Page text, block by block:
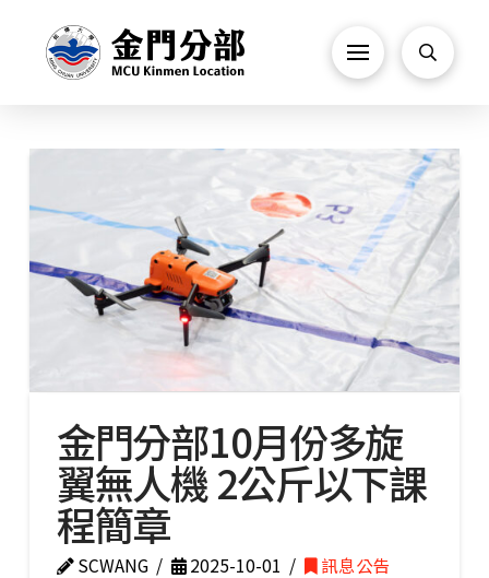
金門分部10月份多旋
翼無人機 2公斤以下課
程簡章
SCWANG 2025-10-01 訊息公告